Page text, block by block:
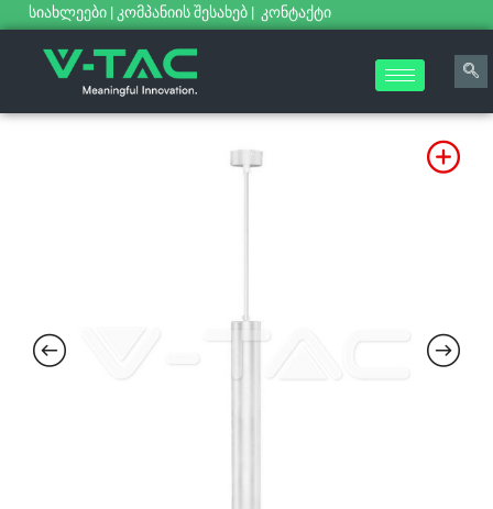
სიახლეები | კომპანიის შესახებ | კონტაქტი